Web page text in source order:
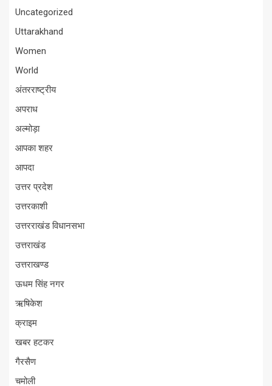
Uncategorized
Uttarakhand
Women
World
अंतरराष्ट्रीय
अपराध
अल्मोड़ा
आपका शहर
आपदा
उत्तर प्रदेश
उत्तरकाशी
उत्तरराखंड विधानसभा
उत्तराखंड
उत्तराखण्ड
ऊधम सिंह नगर
ऋषिकेश
क्राइम
खबर हटकर
गैरसैण
चमोली